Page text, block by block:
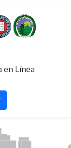
en Línea